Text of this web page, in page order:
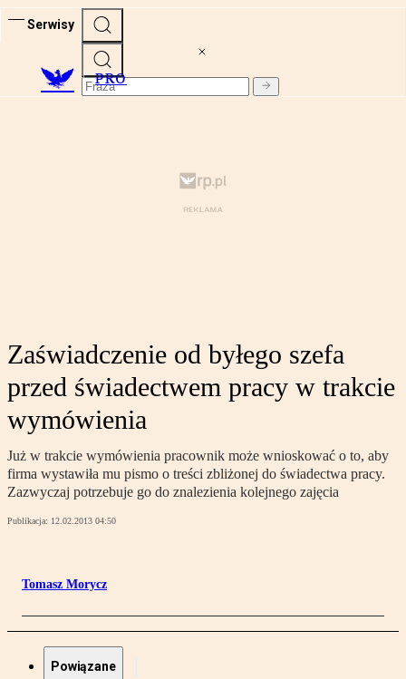
Serwisy
PRO
Zaświadczenie od byłego szefa
przed świadectwem pracy w trakcie
wymówienia
Już w trakcie wymówienia pracownik może wnioskować o to, aby
firma wystawiła mu pismo o treści zbliżonej do świadectwa pracy.
Zazwyczaj potrzebuje go do znalezienia kolejnego zajęcia
Publikacja: 12.02.2013 04:50
Tomasz Morycz
Powiązane